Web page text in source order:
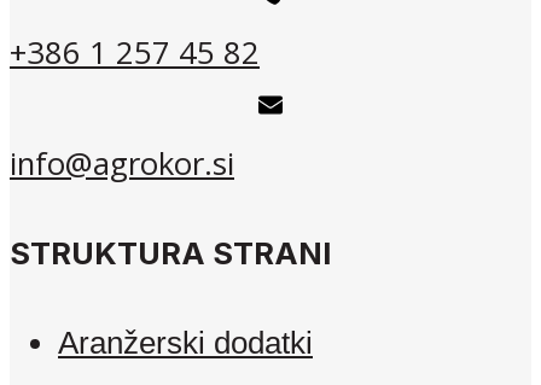
+386 1 257 45 82
info@agrokor.si
STRUKTURA STRANI
Aranžerski dodatki